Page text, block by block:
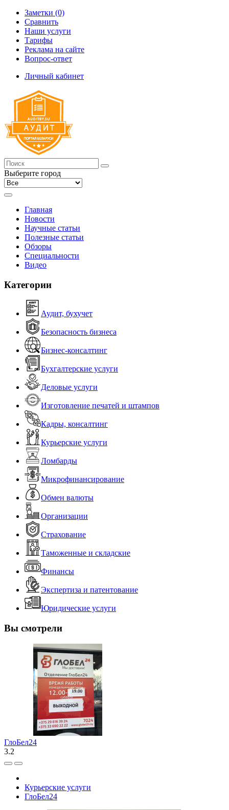
Заметки (0)
Сравнить
Наши услуги
Тарифы
Реклама на сайте
Вопрос-ответ
Личный кабинет
Выберите город
Главная
Новости
Научные статьи
Полезные статьи
Обзоры
Специальности
Видео
Категории
Аудит, бухучет
Безопасность бизнеса
Бизнес-консалтинг
Бухгалтерские услуги
Деловые услуги
Изготовление печатей и штампов
Кадры, консалтинг
Курьерские услуги
Ломбарды
Микрофинансирование
Обмен валюты
Организации
Страхование
Таможенные и складские
Финансы
Экспертиза и патентование
Юридические услуги
Вы смотрели
ГлоБел24
3.2
Курьерские услуги
ГлоБел24